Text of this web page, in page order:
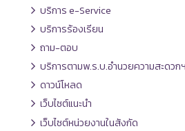
บริการ e-Service
บริการร้องเรียน
ถาม-ตอบ
บริการตามพ.ร.บ.อำนวยความสะดวกฯ
ดาวน์โหลด
เว็บไซต์แนะนำ
เว็บไซต์หน่วยงานในสังกัด